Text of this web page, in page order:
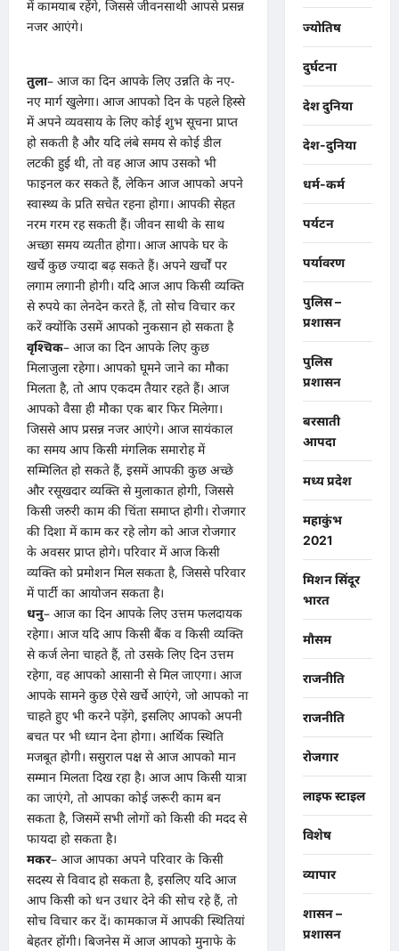
में कामयाब रहेंगे, जिससे जीवनसाथी आपसे प्रसन्न
नजर आएंगे।
तुला– आज का दिन आपके लिए उन्नति के नए-
नए मार्ग खुलेगा। आज आपको दिन के पहले हिस्से
में अपने व्यवसाय के लिए कोई शुभ सूचना प्राप्त
हो सकती है और यदि लंबे समय से कोई डील
लटकी हुई थी, तो वह आज आप उसको भी
फाइनल कर सकते हैं, लेकिन आज आपको अपने
स्वास्थ्य के प्रति सचेत रहना होगा। आपकी सेहत
नरम गरम रह सकती हैं। जीवन साथी के साथ
अच्छा समय व्यतीत होगा। आज आपके घर के
खर्चे कुछ ज्यादा बढ़ सकते हैं। अपने खर्चों पर
लगाम लगानी होगी। यदि आज आप किसी व्यक्ति
से रुपये का लेनदेन करते हैं, तो सोच विचार कर
करें क्योंकि उसमें आपको नुकसान हो सकता है
वृश्चिक– आज का दिन आपके लिए कुछ
मिलाजुला रहेगा। आपको घूमने जाने का मौका
मिलता है, तो आप एकदम तैयार रहते हैं। आज
आपको वैसा ही मौका एक बार फिर मिलेगा।
जिससे आप प्रसन्न नजर आएंगे। आज सायंकाल
का समय आप किसी मंगलिक समारोह में
सम्मिलित हो सकते हैं, इसमें आपकी कुछ अच्छे
और रसूखदार व्यक्ति से मुलाकात होगी, जिससे
किसी जरुरी काम की चिंता समाप्त होगी। रोजगार
की दिशा में काम कर रहे लोग को आज रोजगार
के अवसर प्राप्त होगे। परिवार में आज किसी
व्यक्ति को प्रमोशन मिल सकता है, जिससे परिवार
में पार्टी का आयोजन सकता है।
धनु– आज का दिन आपके लिए उत्तम फलदायक
रहेगा। आज यदि आप किसी बैंक व किसी व्यक्ति
से कर्ज लेना चाहते हैं, तो उसके लिए दिन उत्तम
रहेगा, वह आपको आसानी से मिल जाएगा। आज
आपके सामने कुछ ऐसे खर्चे आएंगे, जो आपको ना
चाहते हुए भी करने पड़ेंगे, इसलिए आपको अपनी
बचत पर भी ध्यान देना होगा। आर्थिक स्थिति
मजबूत होगी। ससुराल पक्ष से आज आपको मान
सम्मान मिलता दिख रहा है। आज आप किसी यात्रा
का जाएंगे, तो आपका कोई जरूरी काम बन
सकता है, जिसमें सभी लोगों को किसी की मदद से
फायदा हो सकता है।
मकर– आज आपका अपने परिवार के किसी
सदस्य से विवाद हो सकता है, इसलिए यदि आज
आप किसी को धन उधार देने की सोच रहे हैं, तो
सोच विचार कर दें। कामकाज में आपकी स्थितियां
बेहतर होंगी। बिजनेस में आज आपको मुनाफे के
ज्योतिष
दुर्घटना
देश दुनिया
देश-दुनिया
धर्म-कर्म
पर्यटन
पर्यावरण
पुलिस –
प्रशासन
पुलिस
प्रशासन
बरसाती
आपदा
मध्य प्रदेश
महाकुंभ
2021
मिशन सिंदूर
भारत
मौसम
राजनीति
राजनीति
रोजगार
लाइफ स्टाइल
विशेष
व्यापार
शासन –
प्रशासन